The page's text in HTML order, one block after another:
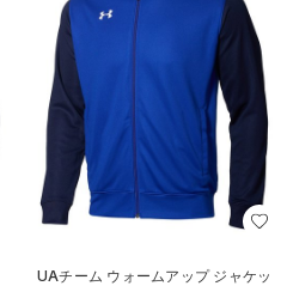
UAチーム ウォームアップ ジャケッ